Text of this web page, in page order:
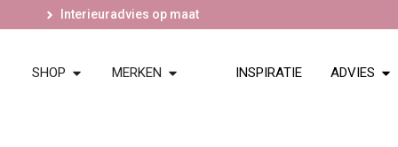
Interieuradvies op maat
SHOP MERKEN INSPIRATIE ADVIES